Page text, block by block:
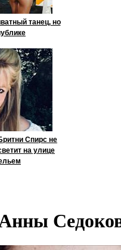
танец, но
Спирс не
на улице